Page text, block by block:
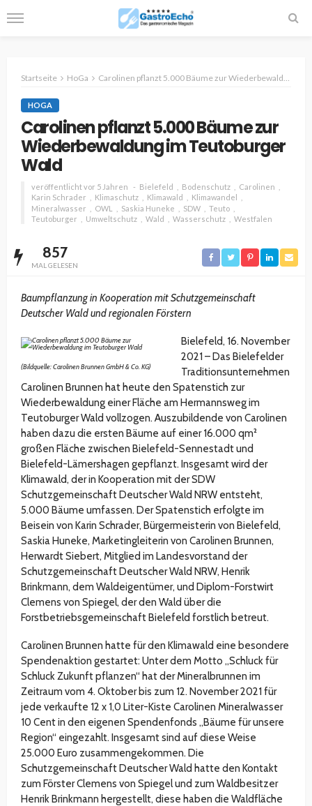
Startseite HoGa Carolinen pflanzt 5.000 Bäume zur Wiederbewaldung im Teutoburger Wald
HOGA
Carolinen pflanzt 5.000 Bäume zur
Wiederbewaldung im Teutoburger
Wald
veröffentlicht vor 5 Jahren Bielefeld Bodenschutz
Carolinen
Karin Schrader
Klimaschutz Klimawald
Klimawandel
Mineralwasser
OWL Saskia Huneke SDW
Teuto
Teutoburger
Umweltschutz Wald Wasserschutz Westfalen
857
MAL GELESEN
Baumpflanzung in Kooperation mit Schutzgemeinschaft
Deutscher Wald und regionalen Förstern
(Bildquelle: Carolinen Brunnen GmbH & Co. KG)
Bielefeld, 16. November
2021 – Das Bielefelder
Traditionsunternehmen
Carolinen Brunnen hat heute den Spatenstich zur
Wiederbewaldung einer Fläche am Hermannsweg im
Teutoburger Wald vollzogen. Auszubildende von Carolinen
haben dazu die ersten Bäume auf einer 16.000 qm²
großen Fläche zwischen Bielefeld-Sennestadt und
Bielefeld-Lämershagen gepflanzt. Insgesamt wird der
Klimawald, der in Kooperation mit der SDW
Schutzgemeinschaft Deutscher Wald NRW entsteht,
5.000 Bäume umfassen. Der Spatenstich erfolgte im
Beisein von Karin Schrader, Bürgermeisterin von Bielefeld,
Saskia Huneke, Marketingleiterin von Carolinen Brunnen,
Herwardt Siebert, Mitglied im Landesvorstand der
Schutzgemeinschaft Deutscher Wald NRW, Henrik
Brinkmann, dem Waldeigentümer, und Diplom-Forstwirt
Clemens von Spiegel, der den Wald über die
Forstbetriebsgemeinschaft Bielefeld forstlich betreut.
Carolinen Brunnen hatte für den Klimawald eine besondere
Spendenaktion gestartet: Unter dem Motto „Schluck für
Schluck Zukunft pflanzen“ hat der Mineralbrunnen im
Zeitraum vom 4. Oktober bis zum 12. November 2021 für
jede verkaufte 12 x 1,0 Liter-Kiste Carolinen Mineralwasser
10 Cent in den eigenen Spendenfonds „Bäume für unsere
Region“ eingezahlt. Insgesamt sind auf diese Weise
25.000 Euro zusammengekommen. Die
Schutzgemeinschaft Deutscher Wald hatte den Kontakt
zum Förster Clemens von Spiegel und zum Waldbesitzer
Henrik Brinkmann hergestellt, diese haben die Waldfläche